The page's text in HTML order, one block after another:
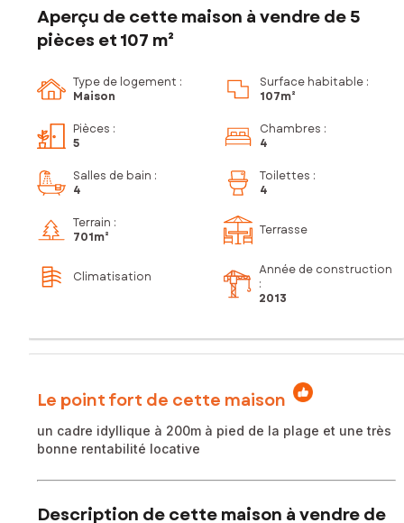
Aperçu de cette maison à vendre de 5
pièces et 107 m²
Type de logement :
Maison
Surface habitable :
107m²
Pièces :
5
Chambres :
4
Salles de bain :
4
Toilettes :
4
Terrain :
701m²
Terrasse
Climatisation
Année de construction
:
2013
Le point fort de cette maison
un cadre idyllique à 200m à pied de la plage et une très
bonne rentabilité locative
Description de cette maison à vendre de